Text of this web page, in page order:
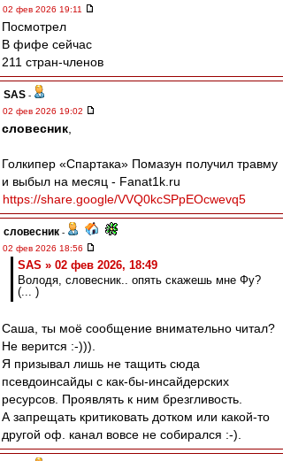
02 фев 2026 19:11
Посмотрел
В фифе сейчас
211 стран-членов
SAS -
02 фев 2026 19:02
словесник
Голкипер «Спартака» Помазун получил травму
и выбыл на месяц - Fanat1k.ru
https://share.google/VVQ0kcSPpEOcwevq5
словесник -
02 фев 2026 18:56
SAS » 02 фев 2026, 18:49
Володя, словесник.. опять скажешь мне Фу?
(... )
Саша, ты моё сообщение внимательно читал?
Не верится :-))).
Я призывал лишь не тащить сюда
псевдоинсайды с как-бы-инсайдерских
ресурсов. Проявлять к ним брезгливость.
А запрещать критиковать дотком или какой-то
другой оф. канал вовсе не собирался :-).